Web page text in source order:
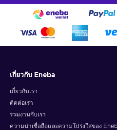
Cheap Uber Eats gift card
How to send an Uber Eats gift
Select a card type.Fill in
from third-party resellers such
choose digital ones, which
Choose your design and
various designs for your
want to transfer in the gift;
เกี่ยวกับ Eneba
เกี่ยวกับเรา
ติดต่อเรา
ร่วมงานกับเรา
ความน่าเชื่อถือและความโปร่งใสของ